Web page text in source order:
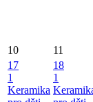
10 11
17
1
Keramika
18
1